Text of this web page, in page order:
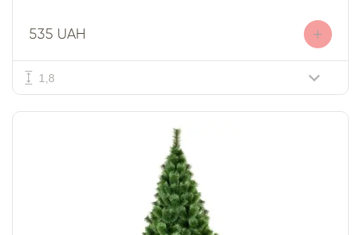
535 UAH +
1,8